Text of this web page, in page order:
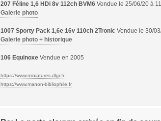
207 Féline 1,6 HDi 8v 112ch BVM6 Vendue le 25/06/20 à
Galerie photo
1007 Sporty Pack 1,6e 16v 110ch 2Tronic Vendue le 30/
Galerie photo + historique
106 Equinoxe Vendue en 2005
https://www.miniatures.dlgr.fr
https://www.manon-bibliophile.fr